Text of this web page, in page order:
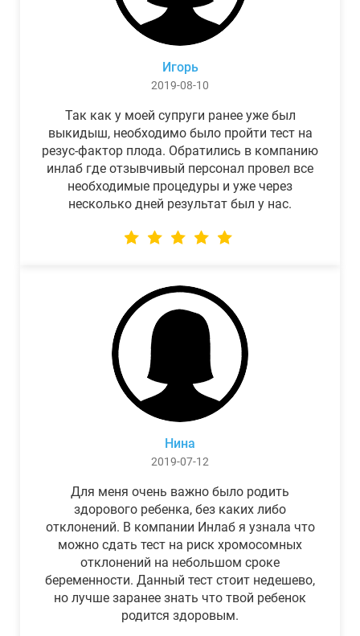
Игорь
2019-08-10
Так как у моей супруги ранее уже был
выкидыш, необходимо было пройти тест на
резус-фактор плода. Обратились в компанию
инлаб где отзывчивый персонал провел все
необходимые процедуры и уже через
несколько дней результат был у нас.
Нина
2019-07-12
Для меня очень важно было родить
здорового ребенка, без каких либо
отклонений. В компании Инлаб я узнала что
можно сдать тест на риск хромосомных
отклонений на небольшом сроке
беременности. Данный тест стоит недешево,
но лучше заранее знать что твой ребенок
родится здоровым.